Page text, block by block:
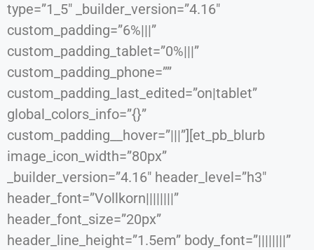
type=”1_5″ _builder_version=”4.16″
custom_padding=”6%|||”
custom_padding_tablet=”0%|||”
custom_padding_phone=””
custom_padding_last_edited=”on|tablet”
global_colors_info=”{}”
custom_padding__hover=”|||”][et_pb_blurb
image_icon_width=”80px”
_builder_version=”4.16″ header_level=”h3″
header_font=”Vollkorn||||||||”
header_font_size=”20px”
header_line_height=”1.5em” body_font=”||||||||”